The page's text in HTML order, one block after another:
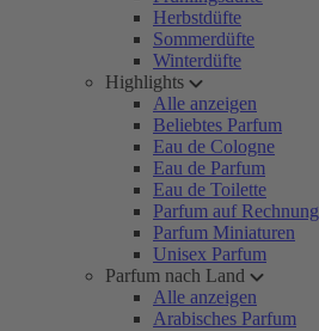
Herbstdüfte
Sommerdüfte
Winterdüfte
Highlights
Alle anzeigen
Beliebtes Parfum
Eau de Cologne
Eau de Parfum
Eau de Toilette
Parfum auf Rechnung
Parfum Miniaturen
Unisex Parfum
Parfum nach Land
Alle anzeigen
Arabisches Parfum